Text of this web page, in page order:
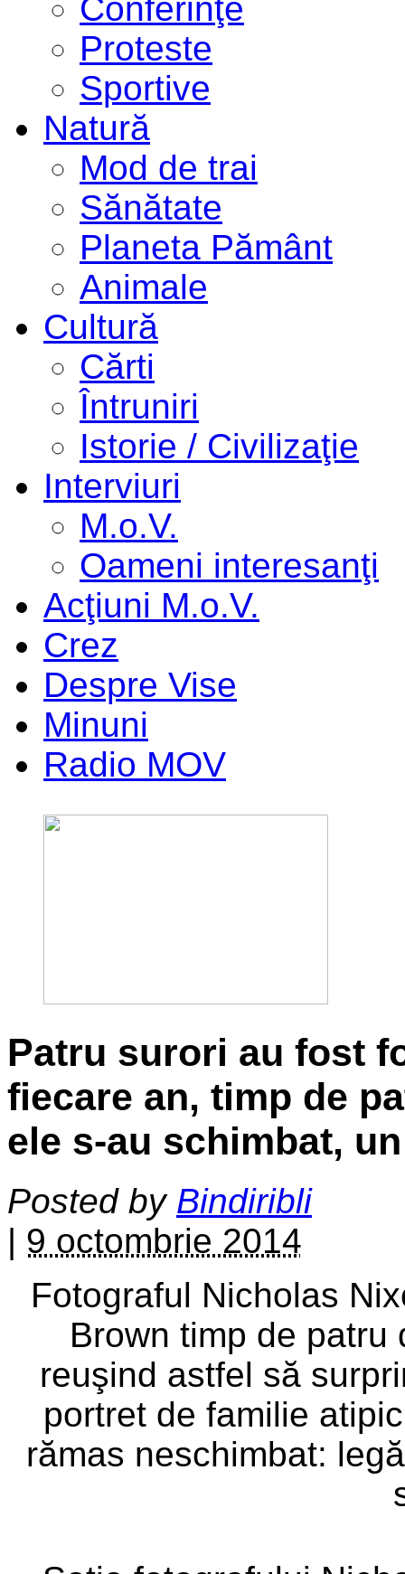
Conferinţe
Proteste
Sportive
Natură
Mod de trai
Sănătate
Planeta Pământ
Animale
Cultură
Cărti
Întruniri
Istorie / Civilizaţie
Interviuri
M.o.V.
Oameni interesanţi
Acţiuni M.o.V.
Crez
Despre Vise
Minuni
Radio MOV
Patru surori au fost
fiecare an, timp de
ele s-au schimbat,
Posted by Bindiribli
| 9 octombrie 2014
Fotograful Nicholas
Brown timp de
reuşind astfel să
portret de familie
rămas neschimbat: